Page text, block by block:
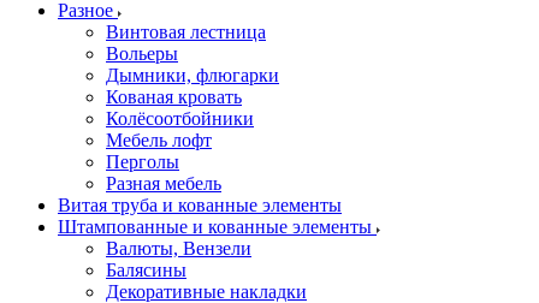
Разное
Винтовая лестница
Вольеры
Дымники, флюгарки
Кованая кровать
Колёсоотбойники
Мебель лофт
Перголы
Разная мебель
Витая труба и кованные элементы
Штампованные и кованные элементы
Валюты, Вензели
Балясины
Декоративные накладки